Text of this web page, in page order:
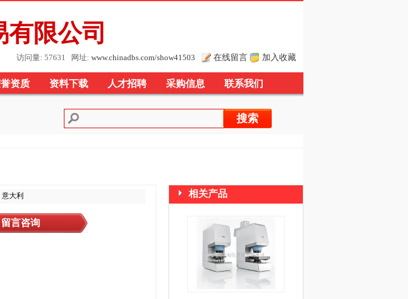
限公司
访问量: 57631 网址: www.chinadbs.com/show41503 在线留言 加入收藏
资质 资料下载 人才招聘 采购信息 联系我们
意大利
留言咨询
相关产品